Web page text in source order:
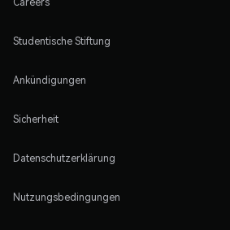
Studentische Stiftung
Ankündigungen
Sicherheit
Datenschutzerklärung
Nutzungsbedingungen